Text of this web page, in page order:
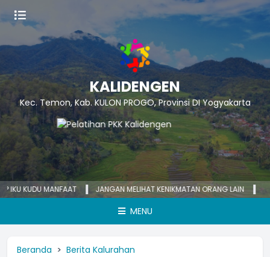
KALIDENGEN
Kec. Temon, Kab. KULON PROGO, Provinsi DI Yogyakarta
MANFAAT JANGAN MELIHAT KENIKMATAN ORANG LAIN
MENU
Beranda Berita Kalurahan